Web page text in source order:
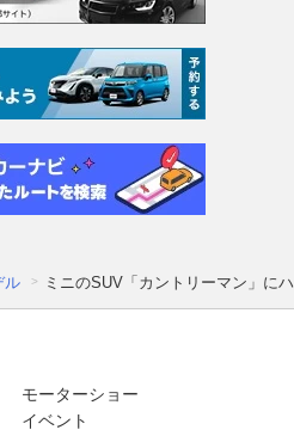
ル ミニのSUV「カントリーマン」に
モーターショー
イベント